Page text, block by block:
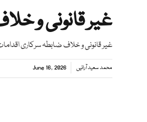
غیر قانونی و
غیر قانونی و خلاف ضابطہ سرکاری
محمد سعید آرائیں June 16, 2026